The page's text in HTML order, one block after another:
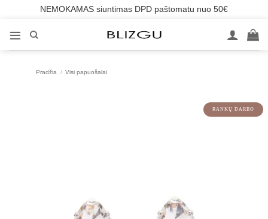
NEMOKAMAS siuntimas DPD paštomatu nuo 50€
content
Pradžia / Visi papuošalai
RANKŲ DARBO